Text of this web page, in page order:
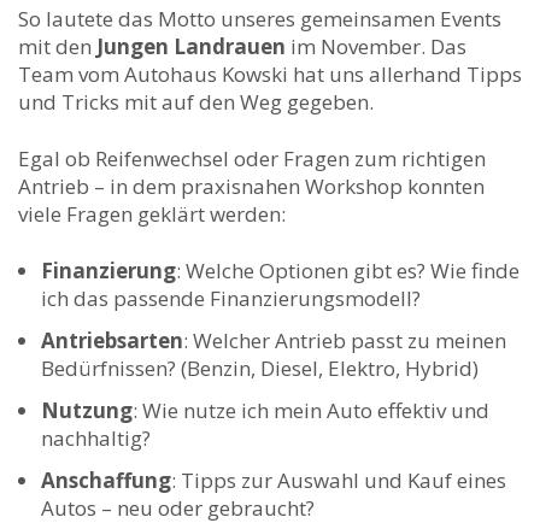
So lautete das Motto unseres gemeinsamen Events
mit den Jungen Landrauen im November. Das
Team vom Autohaus Kowski hat uns allerhand Tipps
und Tricks mit auf den Weg gegeben.
Egal ob Reifenwechsel oder Fragen zum richtigen
Antrieb – in dem praxisnahen Workshop konnten
viele Fragen geklärt werden:
Finanzierung: Welche Optionen gibt es? Wie finde
ich das passende Finanzierungsmodell?
Antriebsarten: Welcher Antrieb passt zu meinen
Bedürfnissen? (Benzin, Diesel, Elektro, Hybrid)
Nutzung: Wie nutze ich mein Auto effektiv und
nachhaltig?
Anschaffung: Tipps zur Auswahl und Kauf eines
Autos – neu oder gebraucht?